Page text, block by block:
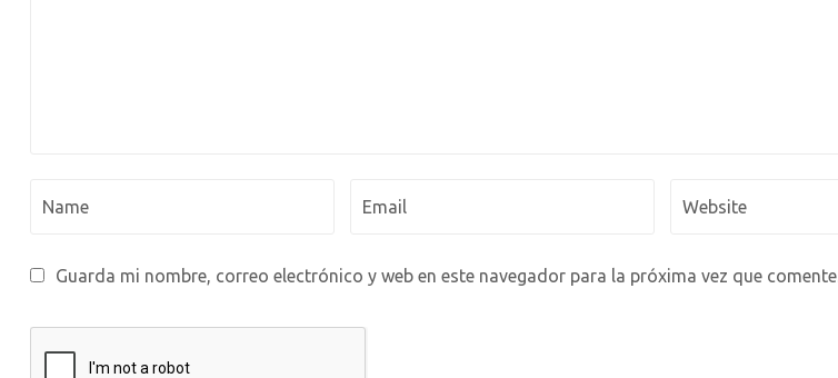
Guarda mi nombre, correo electrónico y web en este navegador para la próxima vez que comente.